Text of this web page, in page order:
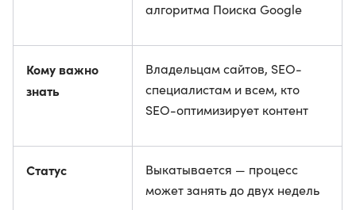
алгоритма Поиска Google
Кому важно
знать
Владельцам сайтов, SEO-
специалистам и всем, кто
SEO-оптимизирует контент
Статус
Выкатывается — процесс
может занять до двух недель